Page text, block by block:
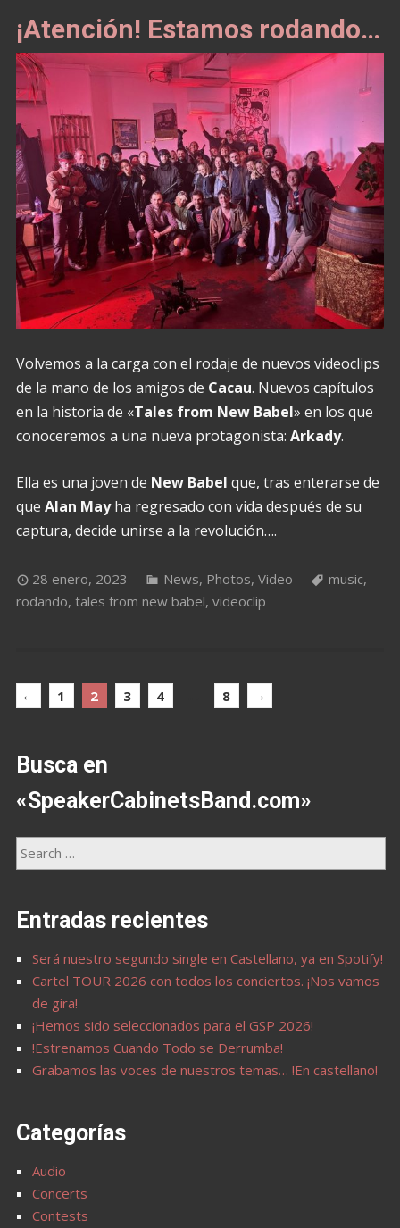
¡Atención! Estamos rodando…
Volvemos a la carga con el rodaje de nuevos videoclips
de la mano de los amigos de Cacau. Nuevos capítulos
en la historia de «Tales from New Babel» en los que
conoceremos a una nueva protagonista: Arkady.
Ella es una joven de New Babel que, tras enterarse de
que Alan Mayha regresado con vida después de su
captura, decide unirse a la revolución….
28 enero, 2023 News, Photos, Video music,
rodando, tales from new babel, videoclip
← 1 2 3 4 8 →
Busca en
«SpeakerCabinetsBand.com»
Entradas recientes
Será nuestro segundo single en Castellano, ya en Spotify!
Cartel TOUR 2026 con todos los conciertos. ¡Nos vamos
de gira!
¡Hemos sido seleccionados para el GSP 2026!
!Estrenamos Cuando Todo se Derrumba!
Grabamos las voces de nuestros temas… !En castellano!
Categorías
Audio
Concerts
Contests